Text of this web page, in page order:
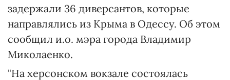
задержали 36 диверсантов, которые
направлялись из Крыма в Одессу. Об этом
сообщил и.о. мэра города Владимир
Миколаенко.
"На херсонском вокзале состоялась